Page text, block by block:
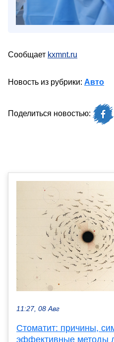
Сообщает kxmnt.ru
Новость из рубрики: Авто
Поделиться новостью:
11:27, 08 Авг
Стоматит: причины,
эффективные методы